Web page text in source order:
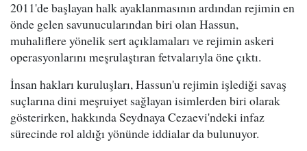
2011'de başlayan halk ayaklanmasının ardından rejimin en
önde gelen savunucularından biri olan Hassun,
muhaliflere yönelik sert açıklamaları ve rejimin askeri
operasyonlarını meşrulaştıran fetvalarıyla öne çıktı.
İnsan hakları kuruluşları, Hassun'u rejimin işlediği savaş
suçlarına dini meşruiyet sağlayan isimlerden biri olarak
gösterirken, hakkında Seydnaya Cezaevi'ndeki infaz
sürecinde rol aldığı yönünde iddialar da bulunuyor.